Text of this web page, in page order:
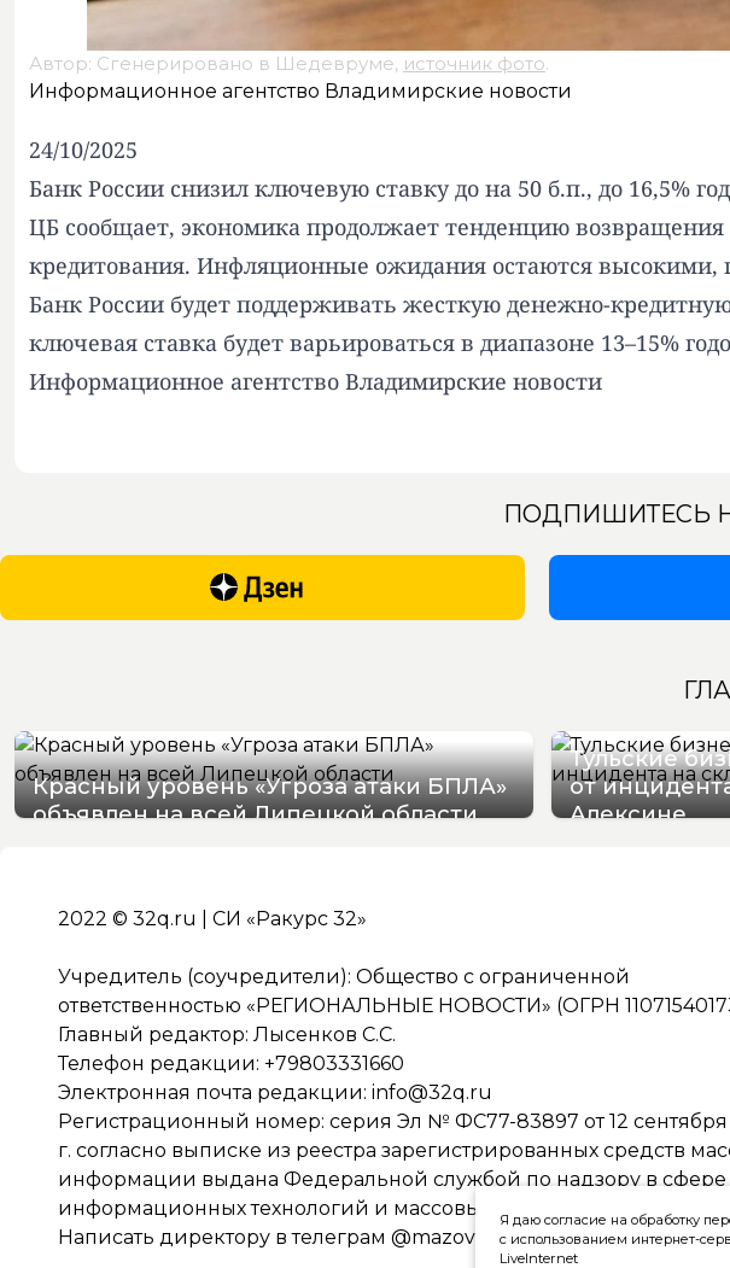
Автор: Сгенерировано в Шедевруме, источник фото.
Информационное агентство Владимирские новости
24/10/2025
Банк России снизил ключевую ставку до на 50 б.п., до 16,5%
ЦБ сообщает, экономика продолжает тенденцию
кредитования. Инфляционные ожидания остаются высокими,
Банк России будет поддерживать жесткую денежно-
ключевая ставка будет варьироваться в диапазоне 13–15%
Информационное агентство Владимирские новости
ПОДПИШИТЕСЬ
Красный уровень «Угроза атаки БПЛА»
объявлен на всей Липецкой области
Тульские
от
Алексине
2022 © 32q.ru | СИ «Ракурс 32»
Учредитель (соучредители): Общество с ограниченной
ответственностью «РЕГИОНАЛЬНЫЕ НОВОСТИ» (ОГРН
Главный редактор: Лысенков С.С.
Телефон редакции: +79803331660
Электронная почта редакции: info@32q.ru
Регистрационный номер: серия Эл № ФС77-83897 от 12
г. согласно выписке из реестра зарегистрированных средств
информации выдана Федеральной службой по надзору в сфере
информационных технологий и массовых коммуникаций
Написать директору в телеграм @mazov
Я даю согласие на обработку
с использованием интернет-
LiveInternet